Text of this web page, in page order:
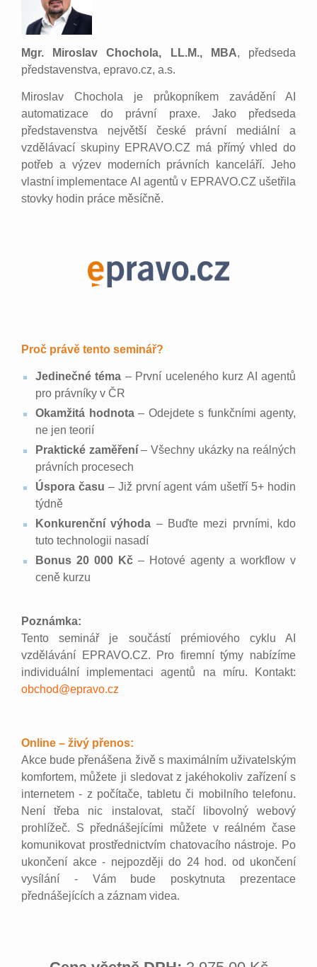
Mgr. Miroslav Chochola, LL.M., MBA, předseda
představenstva, epravo.cz, a.s.
Miroslav Chochola je průkopníkem zavádění AI
automatizace do právní praxe. Jako předseda
představenstva největší české právní mediální a
vzdělávací skupiny EPRAVO.CZ má přímý vhled do
potřeb a výzev moderních právních kanceláří. Jeho
vlastní implementace AI agentů v EPRAVO.CZ ušetřila
stovky hodin práce měsíčně.
Proč právě tento seminář?
Jedinečné téma – První uceleného kurz AI agentů
pro právníky v ČR
Okamžitá hodnota – Odejdete s funkčními agenty,
ne jen teorií
Praktické zaměření– Všechny ukázky na reálných
právních procesech
Úspora času – Již první agent vám ušetří 5+ hodin
týdně
Konkurenční výhoda – Buďte mezi prvními, kdo
tuto technologii nasadí
Bonus 20 000 Kč – Hotové agenty a workflow v
ceně kurzu
Poznámka:
Tento seminář je součástí prémiového cyklu AI
vzdělávání EPRAVO.CZ. Pro firemní týmy nabízíme
individuální implementaci agentů na míru. Kontakt:
obchod@epravo.cz
Online – živý přenos:
Akce bude přenášena živě s maximálním uživatelským
komfortem, můžete ji sledovat z jakéhokoliv zařízení s
internetem - z počítače, tabletu či mobilního telefonu.
Není třeba nic instalovat, stačí libovolný webový
prohlížeč. S přednášejícími můžete v reálném čase
komunikovat prostřednictvím chatovacího nástroje. Po
ukončení akce - nejpozději do 24 hod. od ukončení
vysílání - Vám bude poskytnuta prezentace
přednášejících a záznam videa.